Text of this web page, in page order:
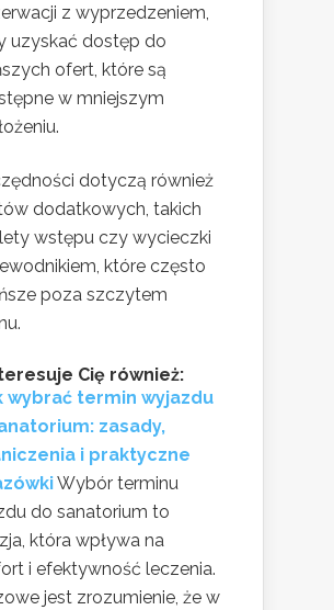
z wyprzedzeniem,
uzyskać dostęp do
ofert, które są
w mniejszym
dotyczą również
dodatkowych, takich
wstępu czy wycieczki
które często
poza szczytem
Cię również:
wybrać termin wyjazdu
zasady,
i praktyczne
Wybór terminu
do sanatorium to
która wpływa na
i efektywność leczenia.
jest zrozumienie, że w